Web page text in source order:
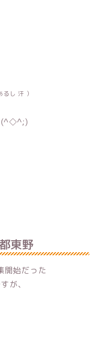
し 汗 ）
(^◇^;)
東野
開始だった
が、